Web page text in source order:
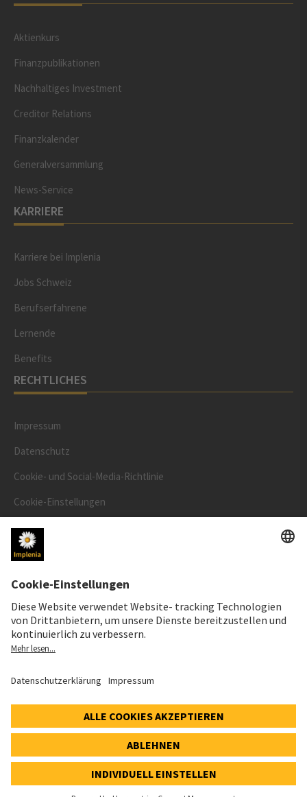
Aktienkurs
Finanzpublikationen
Nachhaltiges Investment
Creditor Relations
Finanzkalender
Generalversammlung
News-Service
KARRIERE
Karriere bei Implenia
Jobs Schweiz
Berufserfahrene
Lernende
Benefits
RECHTLICHES
Impressum
Datenschutz
Cookie- und Social-Media-Richtlinie
Cookie-Einstellungen
Speak Up Line
AKTIENKURS
SWX: Implenia AG
62,30 CHF
0,00 CHF (0,00%)
© 2026 Implenia AG